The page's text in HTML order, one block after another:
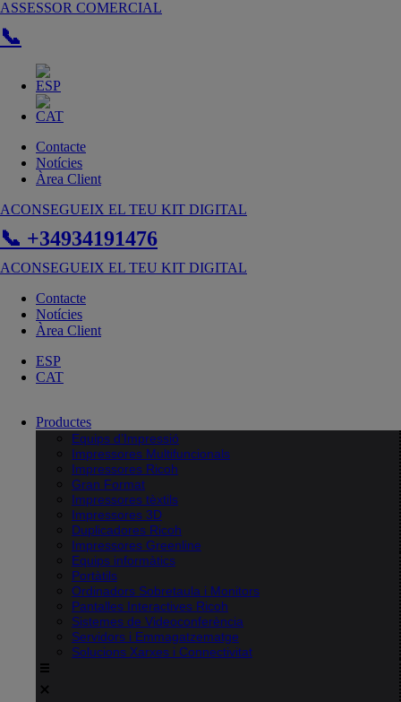
Vés
contingut
ASSESSOR COMERCIAL
📞
Contacte
Notícies
Àrea Client
ACONSEGUEIX EL TEU KIT DIGITAL
📞 +34934191476
ACONSEGUEIX EL TEU KIT DIGITAL
Contacte
Notícies
Àrea Client
ESP
CAT
Productes
Equips d’Impressió
Impressores Multifuncionals
Impressores Ricoh
Gran Format
Impressores tèxtils
Impressores 3D
Duplicadores Ricoh
Impressores Greenline
Equips informàtics
Portàtils
Ordinadors Sobretaula i Monitors
Pantalles Interactives Ricoh
Sistemes de Videoconferència
Servidors i Emmagatzematge
Solucions Xarxes i Connectivitat